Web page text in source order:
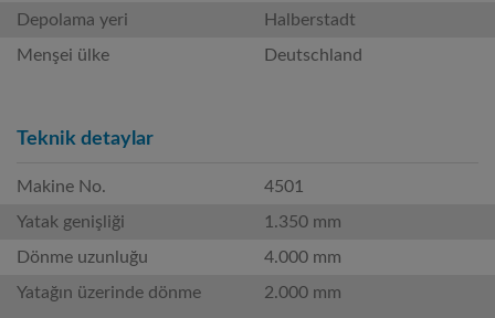
Depolama yeri
Halberstadt
Menşei ülke
Deutschland
Teknik detaylar
Makine No.
4501
Yatak genişliği
1.350 mm
Dönme uzunluğu
4.000 mm
Yatağın üzerinde dönme
2.000 mm